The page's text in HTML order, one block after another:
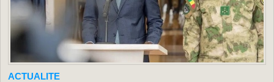
ACTUALITE